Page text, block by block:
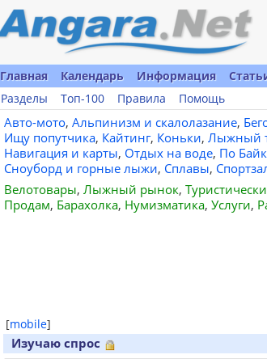
Главная Календарь Информация
Разделы
Топ-100 Правила Помощь
Авто-мото, Альпинизм и скалолазание,
Ищу попутчика, Кайтинг, Коньки, Лыжный
Навигация и карты, Отдых на воде, По
Сноуборд и горные лыжи, Сплавы,
Велотовары, Лыжный рынок,
Продам, Барахолка, Нумизматика, Услуги,
[mobile]
Изучаю спрос